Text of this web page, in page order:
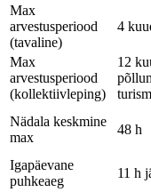
Max
arvestusperiood
(tavaline)
4
Max
arvestusperiood
(kollektiivleping)
12
Nädala keskmine
max
48 h
Igapäevane
puhkeaeg
11 h